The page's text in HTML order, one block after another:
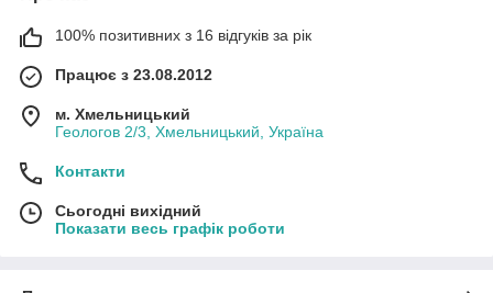
100% позитивних з 16 відгуків за рік
Працює з 23.08.2012
м. Хмельницький
Геологов 2/3, Хмельницький, Україна
Контакти
Сьогодні вихідний
Показати весь графік роботи